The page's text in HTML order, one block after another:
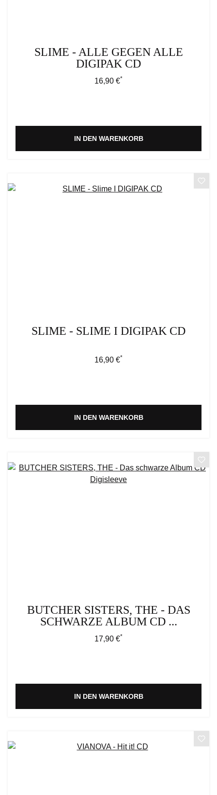
SLIME - ALLE GEGEN ALLE
DIGIPAK CD
Regulärer Preis:
16,90 €*
IN DEN WARENKORB
SLIME - SLIME I DIGIPAK CD
Regulärer Preis:
16,90 €*
IN DEN WARENKORB
BUTCHER SISTERS, THE - DAS
SCHWARZE ALBUM CD ...
Regulärer Preis:
17,90 €*
IN DEN WARENKORB